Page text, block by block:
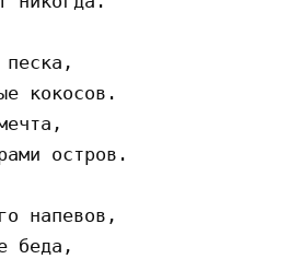
кокосов.
остров.
напевов,
беда,